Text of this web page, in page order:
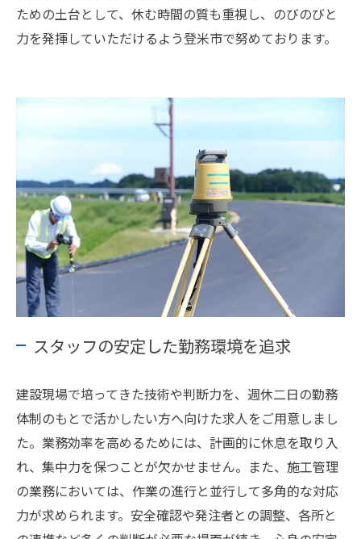
ための土台として、休む時間の質も重視し、のびのびと
力を発揮していただけるよう登米市で努めております。
スタッフの安定した勤務環境を追求
建設現場で培ってきた技術や判断力を、週休二日の勤務
体制のもとで活かしたい方へ向けた求人をご用意しまし
た。業務効率を高めるためには、計画的に休息を取り入
れ、集中力を保つことが欠かせません。また、施工管理
の業務においては、作業の進行と並行して多角的な対応
力が求められます。安全確認や発注者との調整、各所と